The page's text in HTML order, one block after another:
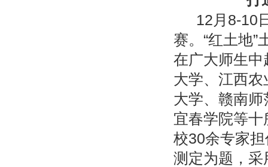
12月8-10
赛。“红土地
在广大师生
大学、江西
大学、赣南
宜春学院等
校30余专家
测定为题，